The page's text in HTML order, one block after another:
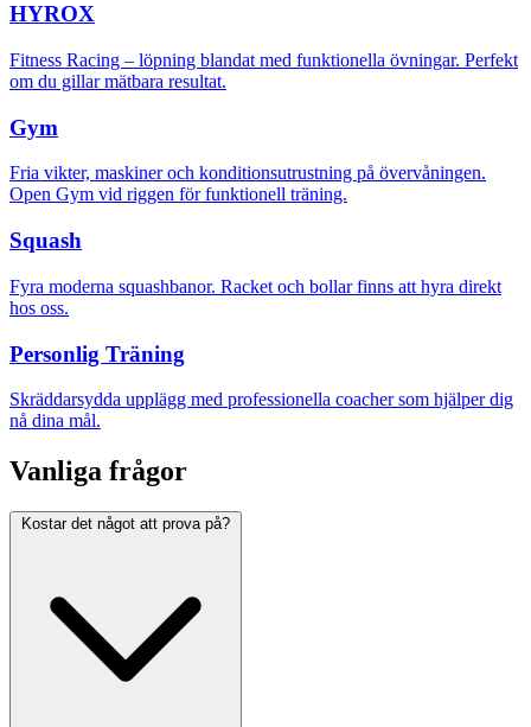
HYROX
Fitness Racing – löpning blandat med funktionella övningar. Perfekt
om du gillar mätbara resultat.
Gym
Fria vikter, maskiner och konditionsutrustning på övervåningen.
Open Gym vid riggen för funktionell träning.
Squash
Fyra moderna squashbanor. Racket och bollar finns att hyra direkt
hos oss.
Personlig Träning
Skräddarsydda upplägg med professionella coacher som hjälper dig
nå dina mål.
Vanliga frågor
Kostar det något att prova på?